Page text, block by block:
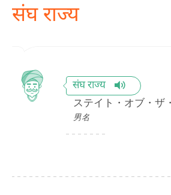
संघ राज्य
संघ राज्य
ステイト・オブ・ザ
男名